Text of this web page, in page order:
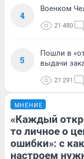
4
Военком
21 480
5
Пошли в
выдачи
21 291
МНЕНИЕ
«Каждый
то личное о
ошибки»: с
настроем